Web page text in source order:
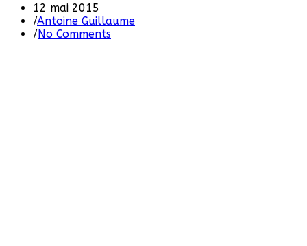
12 mai 2015
/Antoine Guillaume
/No Comments